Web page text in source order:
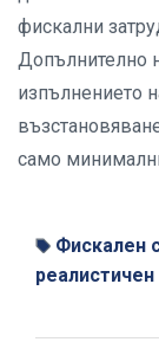
фискални
Допълнително
изпълнението
само
Фискален